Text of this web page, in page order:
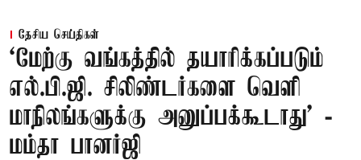
தேசிய செய்திகள்
‘மேற்கு வங்கத்தில் தயாரிக்கப்படும்
எல்.பி.ஜி. சிலிண்டர்களை வெளி
மாநிலங்களுக்கு அனுப்பக்கூடாது’ -
மம்தா பானர்ஜி